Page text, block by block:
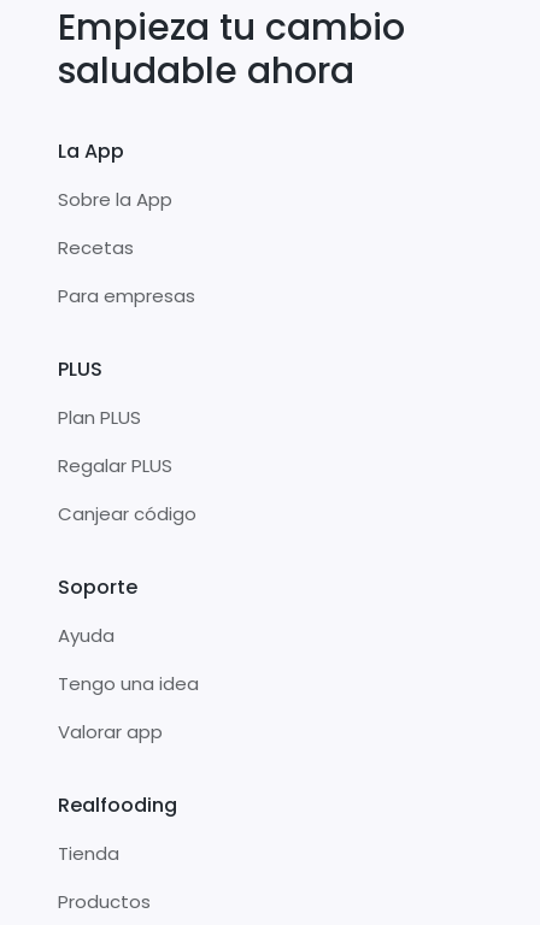
Empieza tu cambio
saludable ahora
La App
Sobre la App
Recetas
Para empresas
PLUS
Plan PLUS
Regalar PLUS
Canjear código
Soporte
Ayuda
Tengo una idea
Valorar app
Realfooding
Tienda
Productos